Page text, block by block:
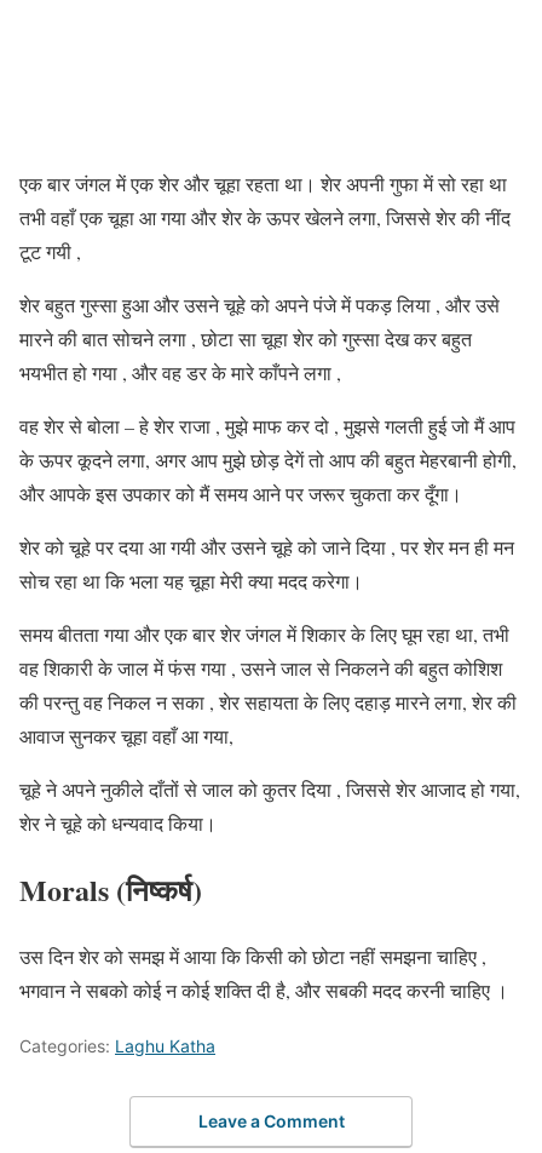
एक बार जंगल में एक शेर और चूहा रहता था। शेर अपनी गुफा में सो रहा था
तभी वहाँ एक चूहा आ गया और शेर के ऊपर खेलने लगा, जिससे शेर की नींद
टूट गयी ,
शेर बहुत गुस्सा हुआ और उसने चूहे को अपने पंजे में पकड़ लिया , और उसे
मारने की बात सोचने लगा , छोटा सा चूहा शेर को गुस्सा देख कर बहुत
भयभीत हो गया , और वह डर के मारे काँपने लगा ,
वह शेर से बोला – हे शेर राजा , मुझे माफ कर दो , मुझसे गलती हुई जो मैं आप
के ऊपर कूदने लगा, अगर आप मुझे छोड़ देगें तो आप की बहुत मेहरबानी होगी,
और आपके इस उपकार को मैं समय आने पर जरूर चुकता कर दूँगा।
शेर को चूहे पर दया आ गयी और उसने चूहे को जाने दिया , पर शेर मन ही मन
सोच रहा था कि भला यह चूहा मेरी क्या मदद करेगा।
समय बीतता गया और एक बार शेर जंगल में शिकार के लिए घूम रहा था, तभी
वह शिकारी के जाल में फंस गया , उसने जाल से निकलने की बहुत कोशिश
की परन्तु वह निकल न सका , शेर सहायता के लिए दहाड़ मारने लगा, शेर की
आवाज सुनकर चूहा वहाँ आ गया,
चूहे ने अपने नुकीले दाँतों से जाल को कुतर दिया , जिससे शेर आजाद हो गया,
शेर ने चूहे को धन्यवाद किया।
Morals (निष्कर्ष)
उस दिन शेर को समझ में आया कि किसी को छोटा नहीं समझना चाहिए ,
भगवान ने सबको कोई न कोई शक्ति दी है, और सबकी मदद करनी चाहिए ।
Categories: Laghu Katha
Leave a Comment